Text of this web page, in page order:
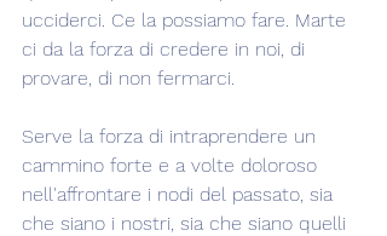
ucciderci. Ce la possiamo fare. Marte
ci da la forza di credere in noi, di
provare, di non fermarci.
Serve la forza di intraprendere un
cammino forte e a volte doloroso
nell'affrontare i nodi del passato, sia
che siano i nostri, sia che siano quelli